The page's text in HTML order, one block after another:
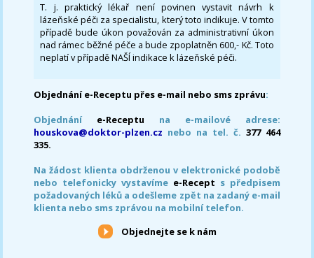
T. j. praktický lékař není povinen vystavit návrh k
lázeňské péči za specialistu, který toto indikuje. V tomto
případě bude úkon považován za administrativní úkon
nad rámec běžné péče a bude zpoplatněn 600,- Kč. Toto
neplatí v případě NAŠÍ indikace k lázeňské péči.
Objednání e-Receptu přes e-mail nebo sms zprávu:
Objednání e-Receptu na e-mailové adrese:
houskova@doktor-plzen.cz nebo na tel. č. 377 464
335.
Na žádost klienta obdrženou v elektronické podobě
nebo telefonicky vystavíme e-Recept s předpisem
požadovaných léků a odešleme zpět na zadaný e-mail
klienta nebo sms zprávou na mobilní telefon.
Objednejte se k nám